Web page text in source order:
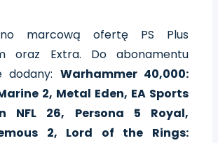
marcową ofertę PS Plus
oraz Extra. Do abonamentu
dodany: Warhammer 40,000:
2, Metal Eden, EA Sports
NFL 26, Persona 5 Royal,
2, Lord of the Rings: